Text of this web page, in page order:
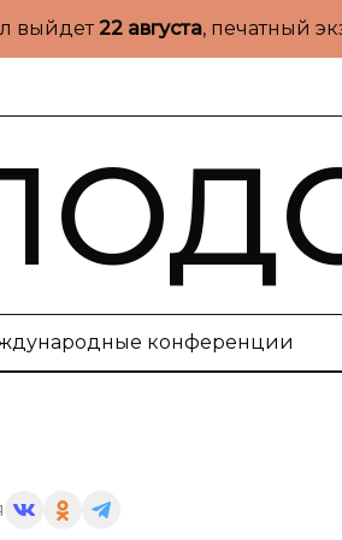
выйдет22 августа, печатный
конференции